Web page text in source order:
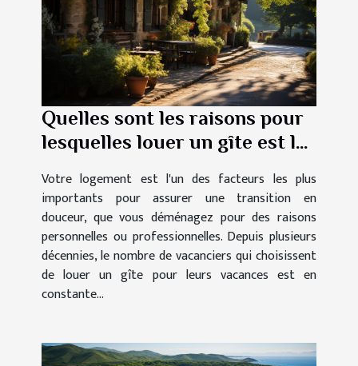
Quelles sont les raisons pour
lesquelles louer un gîte est la
Votre logement est l'un des facteurs les plus
importants pour assurer une transition en
douceur, que vous déménagez pour des raisons
personnelles ou professionnelles. Depuis plusieurs
décennies, le nombre de vacanciers qui choisissent
de louer un gîte pour leurs vacances est en
constante...